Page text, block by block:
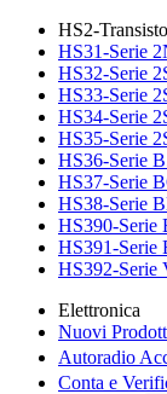
HS2-
HS31-Serie
HS32-Serie
HS33-Serie
HS34-Serie
HS35-Serie
HS36-Serie
HS37-Serie
HS38-Serie
HS390-Serie
HS391-Serie
HS392-Serie
Elettronica
Nuovi
Autoradio
Conta e